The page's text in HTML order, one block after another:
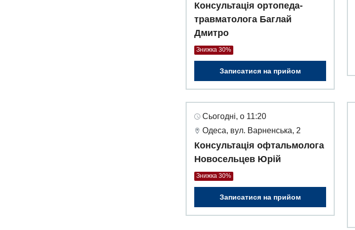
Консультація ортопеда-
травматолога Баглай
Дмитро
Знижка 30%
Записатися на прийом
Сьогодні, о 11:20
Одеса, вул. Варненська, 2
Консультація офтальмолога
Новосельцев Юрій
Знижка 30%
Записатися на прийом